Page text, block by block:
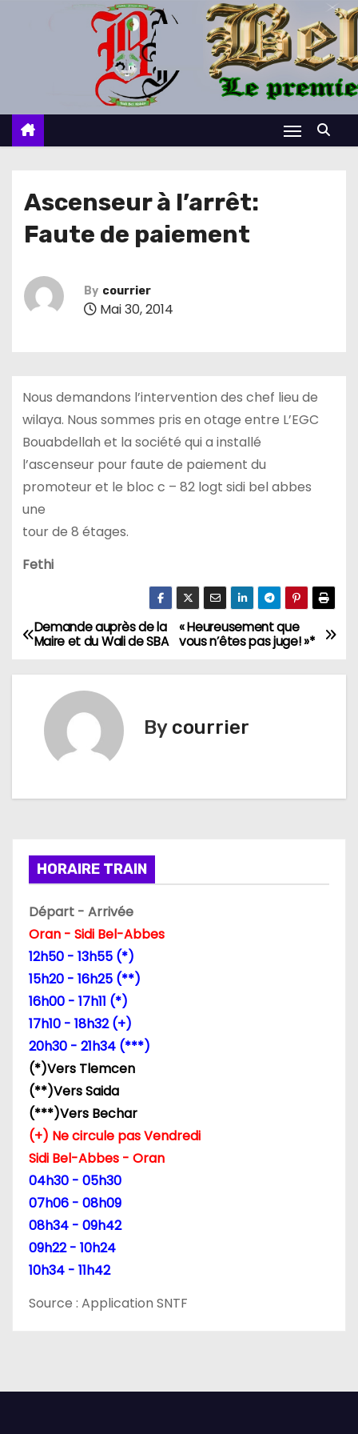
c
Ascenseur à l’arrêt:
Faute de paiement
By courrier
Mai 30, 2014
Nous demandons l’intervention des chef lieu de
wilaya. Nous sommes pris en otage entre L’EGC
Bouabdellah et la société qui a installé
l’ascenseur pour faute de paiement du
promoteur et le bloc c – 82 logt sidi bel abbes
une
tour de 8 étages.
Fethi
N
a
a
o
n
d
e
a
r
t
c
e
« Heureusement que
vous n’êtes pas juge! »*
Demande auprès de la
Maire et du Wali de SBA
By courrier
HORAIRE TRAIN
Départ - Arrivée
Oran - Sidi Bel-Abbes
12h50 - 13h55 (*)
15h20 - 16h25 (**)
16h00 - 17h11 (*)
17h10 - 18h32 (+)
20h30 - 21h34 (***)
(*)Vers Tlemcen
(**)Vers Saida
(***)Vers Bechar
(+) Ne circule pas Vendredi
Sidi Bel-Abbes - Oran
04h30 - 05h30
07h06 - 08h09
08h34 - 09h42
09h22 - 10h24
10h34 - 11h42
Source : Application SNTF